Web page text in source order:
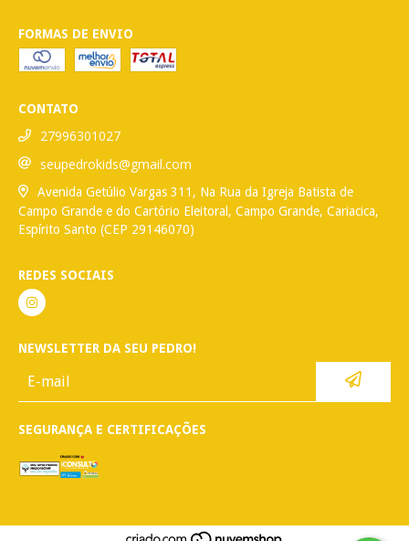
FORMAS DE ENVIO
CONTATO
27996301027
seupedrokids@gmail.com
Avenida Getúlio Vargas 311, Na Rua da Igreja Batista de
Campo Grande e do Cartório Eleitoral, Campo Grande, Cariacica,
Espírito Santo (CEP 29146070)
REDES SOCIAIS
NEWSLETTER DA SEU PEDRO!
SEGURANÇA E CERTIFICAÇÕES